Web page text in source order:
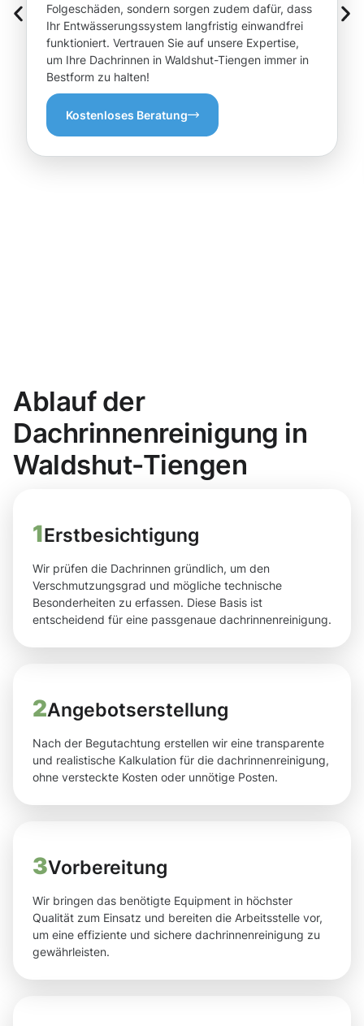
Folgeschäden, sondern sorgen zudem dafür, dass
Ihr Entwässerungssystem langfristig einwandfrei
funktioniert. Vertrauen Sie auf unsere Expertise,
um Ihre Dachrinnen in Waldshut-Tiengen immer in
Bestform zu halten!
Kostenloses Beratung
Ablauf der
Dachrinnenreinigung in
Waldshut-Tiengen
1Erstbesichtigung
Wir prüfen die Dachrinnen gründlich, um den
Verschmutzungsgrad und mögliche technische
Besonderheiten zu erfassen. Diese Basis ist
entscheidend für eine passgenaue dachrinnenreinigung.
2Angebotserstellung
Nach der Begutachtung erstellen wir eine transparente
und realistische Kalkulation für die dachrinnenreinigung,
ohne versteckte Kosten oder unnötige Posten.
3Vorbereitung
Wir bringen das benötigte Equipment in höchster
Qualität zum Einsatz und bereiten die Arbeitsstelle vor,
um eine effiziente und sichere dachrinnenreinigung zu
gewährleisten.